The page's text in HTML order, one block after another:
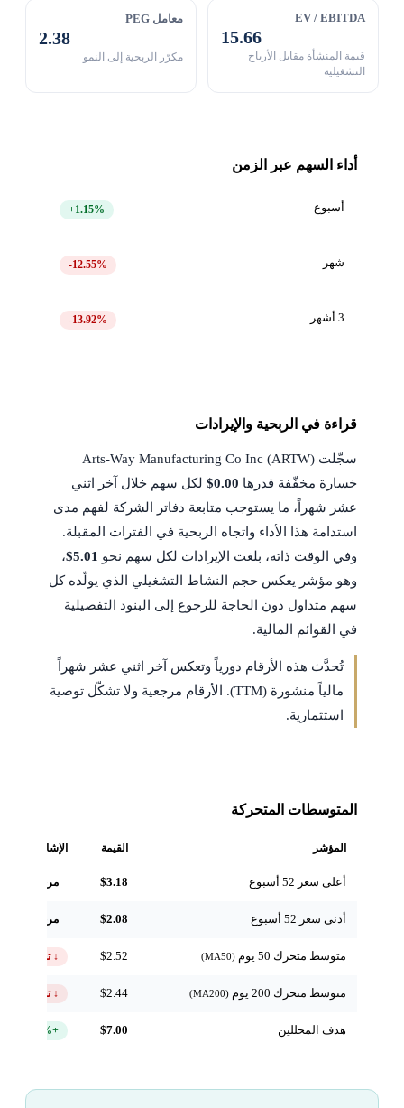
EV / EBITDA
15.66
قيمة المنشأة مقابل الأرباح
التشغيلية
معامل PEG
2.38
مكرّر الربحية إلى النمو
أداء السهم عبر الزمن
أسبوع +1.15%
شهر -12.55%
3 أشهر -13.92%
قراءة في الربحية والإيرادات
سجّلت Arts-Way Manufacturing Co Inc (ARTW)
خسارة مخفّفة قدرها $0.00لكل سهم خلال آخر اثني
عشر شهراً، ما يستوجب متابعة دفاتر الشركة لفهم مدى
استدامة هذا الأداء واتجاه الربحية في الفترات المقبلة.
وفي الوقت ذاته، بلغت الإيرادات لكل سهم نحو $5.01،
وهو مؤشر يعكس حجم النشاط التشغيلي الذي يولّده كل
سهم متداول دون الحاجة للرجوع إلى البنود التفصيلية
في القوائم المالية.
تُحدَّث هذه الأرقام دورياً وتعكس آخر اثني عشر شهراً
مالياً منشورة (TTM). الأرقام مرجعية ولا تشكّل توصية
استثمارية.
المتوسطات المتحركة
المؤشر القيمة الإشارة
أعلى سعر 52 أسبوع $3.18 مرجعي
أدنى سعر 52 أسبوع $2.08 مرجعي
متوسط متحرك 50 يوم $2.52 ↓ تحت
متوسط متحرك 200 يوم $2.44 ↓ تحت
هدف المحللين $7.00
+218.9%